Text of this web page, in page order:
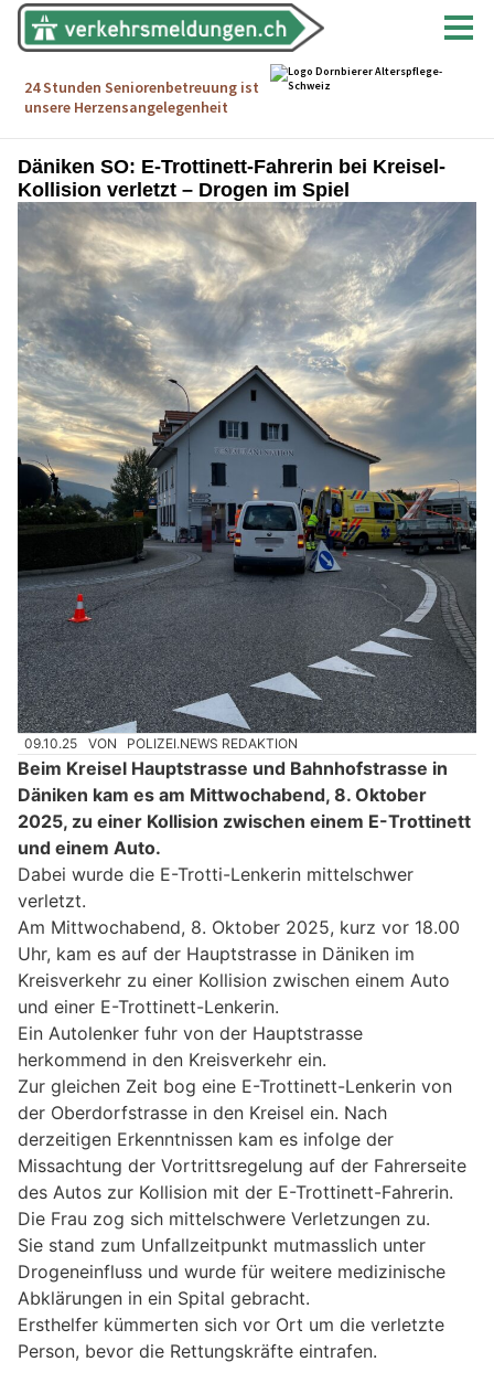
Däniken SO: E-Trottinett-Fahrerin bei Kreisel-
Kollision verletzt – Drogen im Spiel
09.10.25 VON POLIZEI.NEWS REDAKTION
Beim Kreisel Hauptstrasse und Bahnhofstrasse in
Däniken kam es am Mittwochabend, 8. Oktober
2025, zu einer Kollision zwischen einem E-Trottinett
und einem Auto.
Dabei wurde die E-Trotti-Lenkerin mittelschwer
verletzt.
Am Mittwochabend, 8. Oktober 2025, kurz vor 18.00
Uhr, kam es auf der Hauptstrasse in Däniken im
Kreisverkehr zu einer Kollision zwischen einem Auto
und einer E-Trottinett-Lenkerin.
Ein Autolenker fuhr von der Hauptstrasse
herkommend in den Kreisverkehr ein.
Zur gleichen Zeit bog eine E-Trottinett-Lenkerin von
der Oberdorfstrasse in den Kreisel ein. Nach
derzeitigen Erkenntnissen kam es infolge der
Missachtung der Vortrittsregelung auf der Fahrerseite
des Autos zur Kollision mit der E-Trottinett-Fahrerin.
Die Frau zog sich mittelschwere Verletzungen zu.
Sie stand zum Unfallzeitpunkt mutmasslich unter
Drogeneinfluss und wurde für weitere medizinische
Abklärungen in ein Spital gebracht.
Ersthelfer kümmerten sich vor Ort um die verletzte
Person, bevor die Rettungskräfte eintrafen.